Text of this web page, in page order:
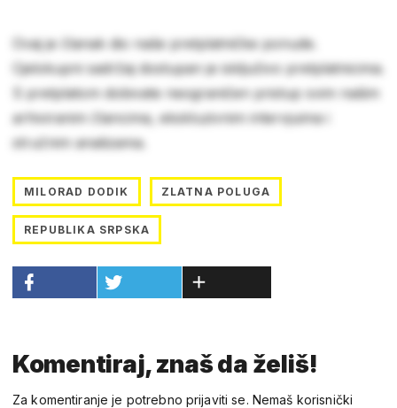
Ovaj je članak dio naše pretplatničke ponude.
Cjelokupni sadržaj dostupan je isključivo pretplatnicima.
S pretplatom dobivate neograničen pristup svim našim
arhiviranim člancima, ekskluzivnim intervjuima i
stručnim analizama.
MILORAD DODIK ZLATNA POLUGA
REPUBLIKA SRPSKA
Komentiraj, znaš da želiš!
Za komentiranje je potrebno prijaviti se. Nemaš korisnički